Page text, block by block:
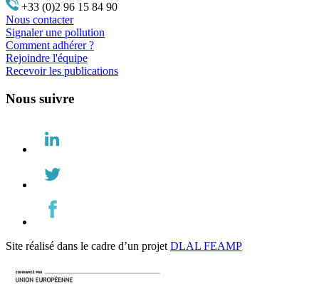
+33 (0)2 96 15 84 90
Nous contacter
Signaler une pollution
Comment adhérer ?
Rejoindre l'équipe
Recevoir les publications
Nous suivre
Site réalisé dans le cadre d’un projet DLAL FEAMP